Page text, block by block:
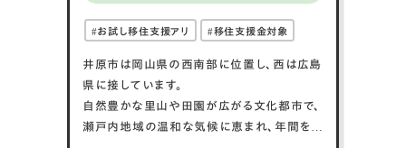
お試し移住支援アリ 移住支援金対象
井原市は岡山県の西南部に位置し、西は広島
県に接しています。
自然豊かな里山や田園が広がる文化都市で、
瀬戸内地域の温和な気候に恵まれ、年間を通